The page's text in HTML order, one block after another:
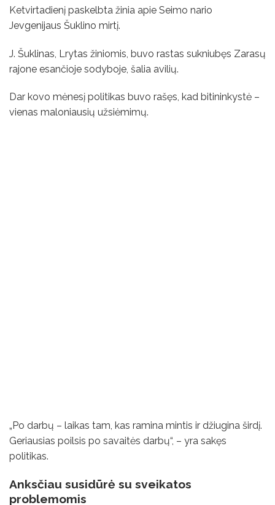
Ketvirtadienį paskelbta žinia apie Seimo nario
Jevgenijaus Šuklino mirtį.
J. Šuklinas, Lrytas žiniomis, buvo rastas sukniubęs Zarasų
rajone esančioje sodyboje, šalia avilių.
Dar kovo mėnesį politikas buvo rašęs, kad bitininkystė –
vienas maloniausių užsiėmimų.
„Po darbų – laikas tam, kas ramina mintis ir džiugina širdį.
Geriausias poilsis po savaitės darbų“, – yra sakęs
politikas.
Anksčiau susidūrė su sveikatos
problemomis